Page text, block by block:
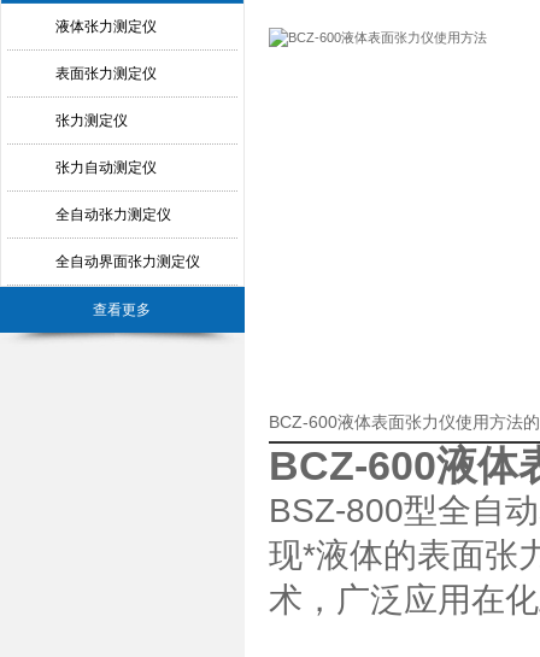
液体张力测定仪
表面张力测定仪
张力测定仪
张力自动测定仪
全自动张力测定仪
全自动界面张力测定仪
查看更多
BCZ-600液体表面张力仪使用方法
BCZ-600液体
BSZ-800型全自
现*液体的表面张
术，广泛应用在